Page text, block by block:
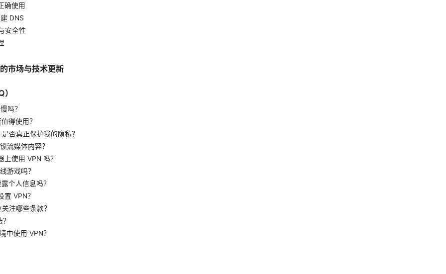
确使用
DNS
安全性
市场与技术更新
吗？
得使用？
否真正保护我的隐私？
流媒体内容？
上使用 VPN 吗？
游戏吗？
个人信息吗？
置 VPN？
注哪些条款？
中使用 VPN？